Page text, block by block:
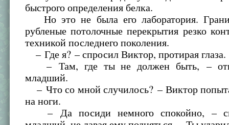
быстрого определения белка.
Но это не была его лаборатория.
рубленые потолочные перекрытия резко
техникой последнего поколения.
– Где я? – спросил Виктор, протирая глаза.
– Там, где ты не должен быть, –
младший.
– Что со мной случилось? – Виктор
на ноги.
– Да посиди немного спокойно, –